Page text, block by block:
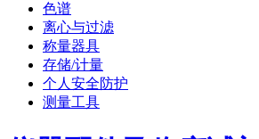
色谱
离心与过滤
称量器具
存储/计量
个人安全防护
测量工具